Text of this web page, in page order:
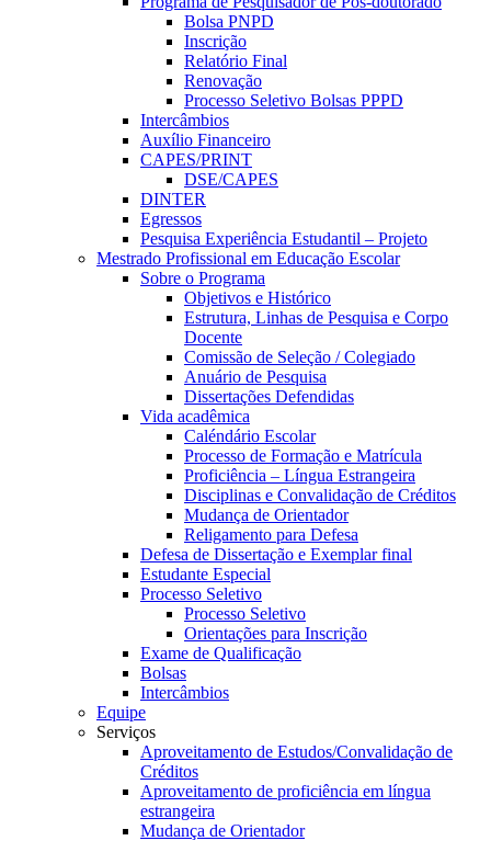
Bolsa PNPD
Inscrição
Relatório Final
Renovação
Processo Seletivo Bolsas PPPD
Intercâmbios
Auxílio Financeiro
CAPES/PRINT
DSE/CAPES
DINTER
Egressos
Pesquisa Experiência Estudantil – Projeto
Mestrado Profissional em Educação Escolar
Sobre o Programa
Objetivos e Histórico
Estrutura, Linhas de Pesquisa e Corpo
Docente
Comissão de Seleção / Colegiado
Anuário de Pesquisa
Dissertações Defendidas
Vida acadêmica
Caléndário Escolar
Processo de Formação e Matrícula
Proficiência – Língua Estrangeira
Disciplinas e Convalidação de Créditos
Mudança de Orientador
Religamento para Defesa
Defesa de Dissertação e Exemplar final
Estudante Especial
Processo Seletivo
Processo Seletivo
Orientações para Inscrição
Exame de Qualificação
Bolsas
Intercâmbios
Equipe
Serviços
Aproveitamento de Estudos/Convalidação de
Créditos
Aproveitamento de proficiência em língua
estrangeira
Mudança de Orientador